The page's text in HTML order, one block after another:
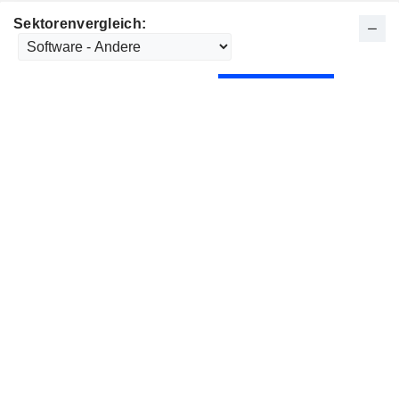
Sektorenvergleich: